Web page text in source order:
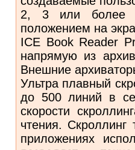
2, 3 или более
положением на
ICE Book Reader
напрямую из
Внешние
Ультра плавный
до 500 линий в
скорости
чтения. Скроллинг
приложениях